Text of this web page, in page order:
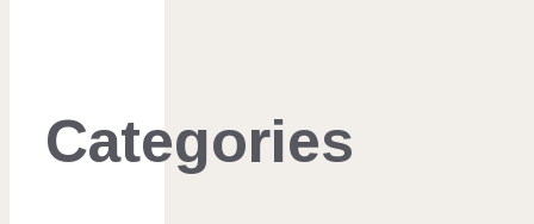
Categories